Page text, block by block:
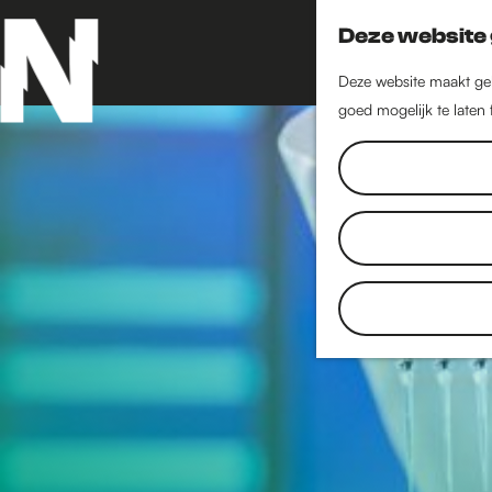
Deze
Deze website maakt
goed mogelijk te laten